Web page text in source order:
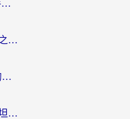
在欧洲能玩天下-异兽山海吗手游？海外玩家的加速器生存指南
在欧洲怎么打绝地求生：未来之役不卡？留学生亲测的加速器避坑指南
人在美国玩BanG加速器，我的延迟终于绿了
海外玩坦克世界总卡顿？海外坦克世界加速器有哪些？实测好用的选择在这里